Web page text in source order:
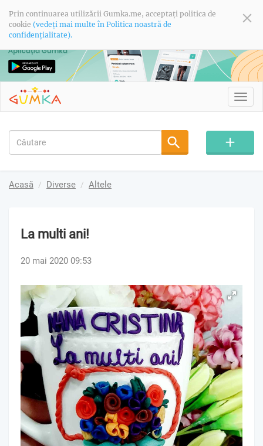
Prin continuarea utilizării Gumka.me, acceptați politica de
cookie (vedeți mai multe în Politica noastră de
confidențialitate).
Acasă Diverse Altele
La multi ani!
20 mai 2020 09:53